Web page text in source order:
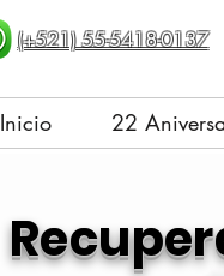
(+521) 55-5418-0137
Inicio 22